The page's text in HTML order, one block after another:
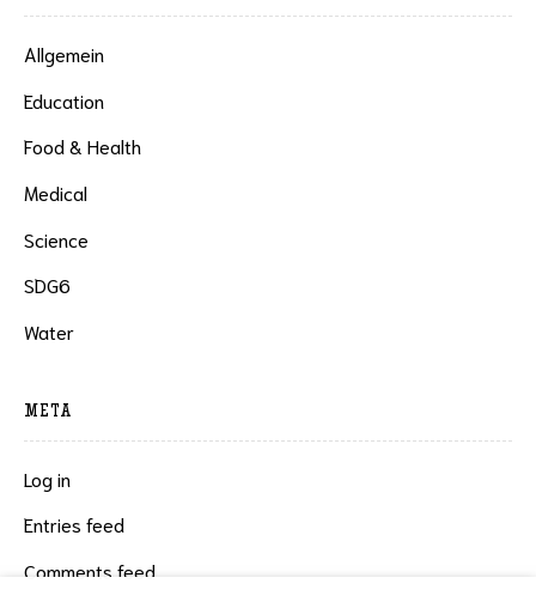
Allgemein
Education
Food & Health
Medical
Science
SDG6
Water
META
Log in
Entries feed
Comments feed